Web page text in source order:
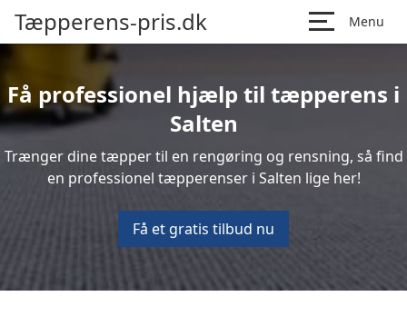
Tæpperens-pris.dk Menu
Få professionel hjælp til tæpperens i
Salten
Trænger dine tæpper til en rengøring og rensning, så find
en professionel tæpperenser i Salten lige her!
Få et gratis tilbud nu